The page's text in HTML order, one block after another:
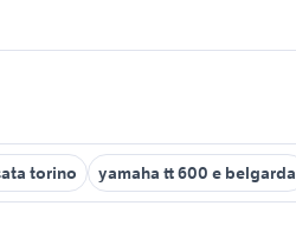
torino yamaha tt 600 e belgarda